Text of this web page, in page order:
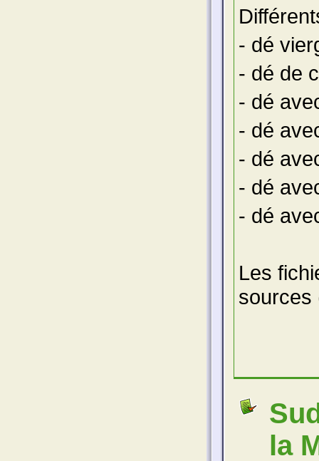
- dé
- dé de
- dé
- dé
- dé
- dé
- dé
Les
sources
la